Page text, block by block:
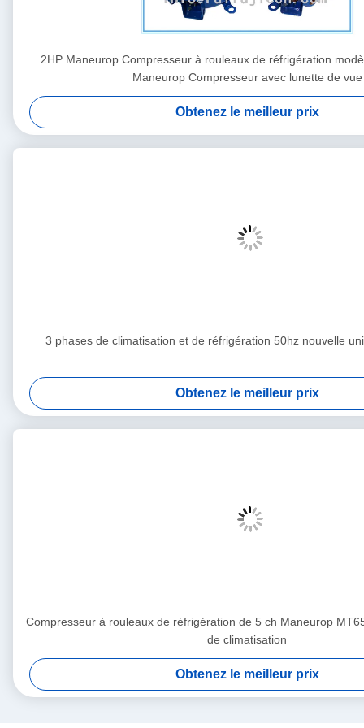
2HP Maneurop Compresseur à rouleaux de réfrigération
Maneurop Compresseur avec lunette de vue
Obtenez le meilleur prix
3 phases de climatisation et de réfrigération 50hz nouvelle
Obtenez le meilleur prix
Compresseur à rouleaux de réfrigération de 5 ch Maneurop
de climatisation
Obtenez le meilleur prix